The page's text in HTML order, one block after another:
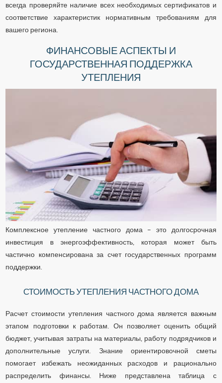
всегда проверяйте наличие всех необходимых сертификатов и
соответствие характеристик нормативным требованиям для
вашего региона.
ФИНАНСОВЫЕ АСПЕКТЫ И
ГОСУДАРСТВЕННАЯ ПОДДЕРЖКА
УТЕПЛЕНИЯ
Комплексное утепление частного дома – это долгосрочная
инвестиция в энергоэффективность, которая может быть
частично компенсирована за счет государственных программ
поддержки.
СТОИМОСТЬ УТЕПЛЕНИЯ ЧАСТНОГО ДОМА
Расчет стоимости утепления частного дома является важным
этапом подготовки к работам. Он позволяет оценить общий
бюджет, учитывая затраты на материалы, работу подрядчиков и
дополнительные услуги. Знание ориентировочной сметы
помогает избежать неожиданных расходов и рационально
распределить финансы. Ниже представлена таблица с